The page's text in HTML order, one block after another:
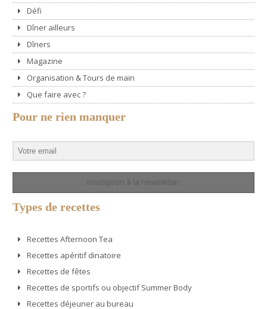
Défi
Dîner ailleurs
Dîners
Magazine
Organisation & Tours de main
Que faire avec ?
Pour ne rien manquer
Types de recettes
Recettes Afternoon Tea
Recettes apéritif dinatoire
Recettes de fêtes
Recettes de sportifs ou objectif Summer Body
Recettes déjeuner au bureau